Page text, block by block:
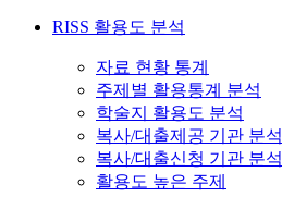
RISS 활용도 분석
자료 현황 통계
주제별 활용통계 분석
학술지 활용도 분석
복사/대출제공 기관 분석
복사/대출신청 기관 분석
활용도 높은 주제